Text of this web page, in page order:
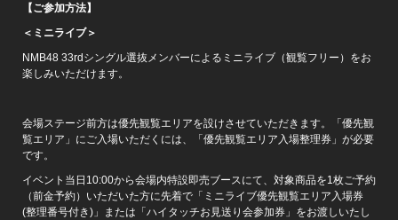
【ご参加方法】
＜ミニライブ＞
NMB48 33rdシングル選抜メンバーによるミニライブ（観覧フリー）をお
楽しみいただけます。
会場ステージ前方は優先観覧エリアを設けさせていただきます。「優先観
覧エリア」にご入場いただくには、「優先観覧エリア入場整理券」が必要
です。
イベント当日10:00から会場内特設即売ブースにて、対象商品を1枚ご予約
（前金予約）いただいた方に先着で「ミニライブ優先観覧エリア入場券
(整理番号付き)」または「ハイタッチお見送り会参加券」をお渡しいたし